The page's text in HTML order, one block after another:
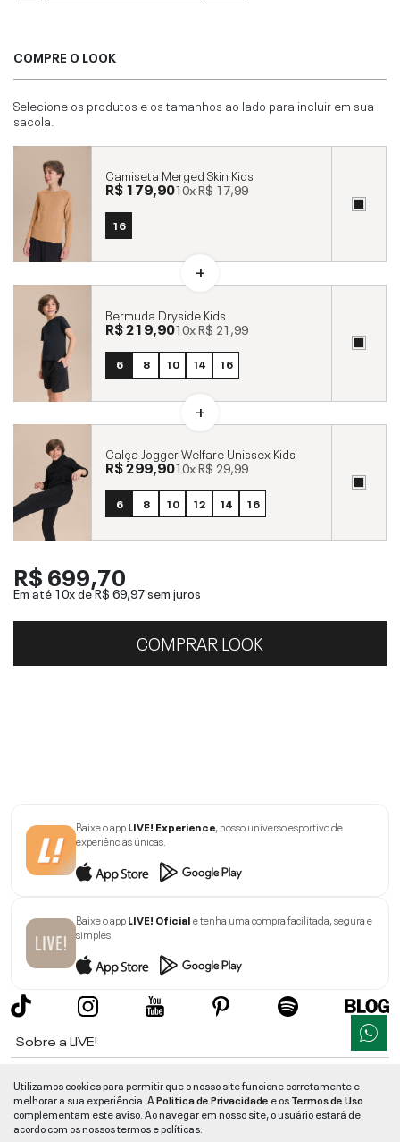
COMPRE O LOOK
Selecione os produtos e os tamanhos ao lado para incluir em sua
sacola.
Camiseta Merged Skin Kids
R$ 179,9010xR$ 17,99
16
Bermuda Dryside Kids
R$ 219,9010xR$ 21,99
6 8 10 14 16
Calça Jogger Welfare Unissex Kids
R$ 299,9010xR$ 29,99
6 8 10 12 14 16
R$ 699,70
Em até 10x deR$ 69,97sem juros
COMPRAR LOOK
Baixe o appLIVE! Experience, nosso universo esportivo de
experiências únicas.
Baixe o appLIVE! Oficiale tenha uma compra facilitada, segura e
simples.
Sobre a LIVE!
Informações
Utilizamos cookies para permitir que o nosso site funcione corretamente e
melhorar a sua experiência. APolitica de Privacidade e osTermos de Uso
complementam este aviso. Ao navegar em nosso site, o usuário estará de
acordo com os nossos termos e políticas.